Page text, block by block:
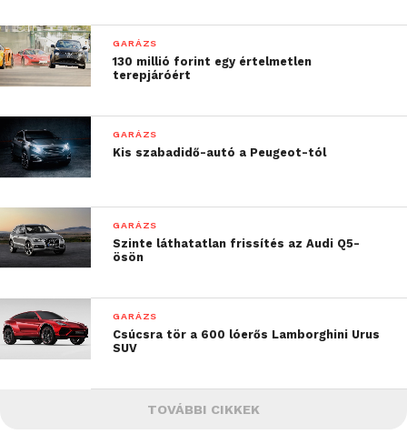
GARÁZS
130 millió forint egy értelmetlen
terepjáróért
GARÁZS
Kis szabadidő-autó a Peugeot-tól
GARÁZS
Szinte láthatatlan frissítés az Audi Q5-
ösön
GARÁZS
Csúcsra tör a 600 lóerős Lamborghini Urus
SUV
TOVÁBBI CIKKEK